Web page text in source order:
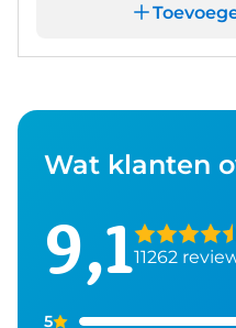
Wat klanten
9,111262
5